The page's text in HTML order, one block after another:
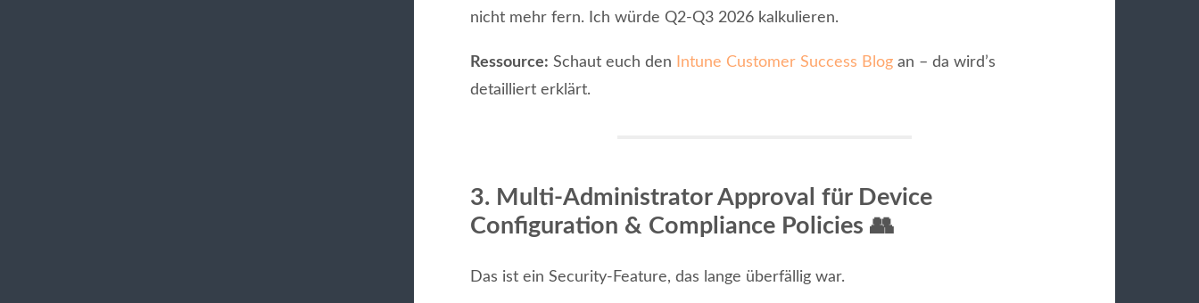
nicht mehr fern. Ich würde Q2-Q3 2026 kalkulieren.
Ressource: Schaut euch den Intune Customer Success Blogan – da wird’s
detailliert erklärt.
3. Multi-Administrator Approval für Device
Configuration & Compliance Policies 👥
Das ist ein Security-Feature, das lange überfällig war.